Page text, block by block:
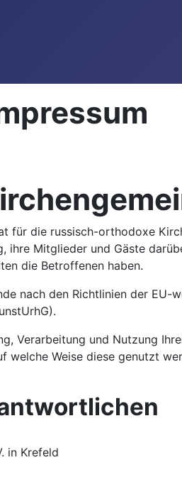
für die russisch-orthodoxe
ihre Mitglieder und Gäste
die Betroffenen haben.
nach den Richtlinien der
Verarbeitung und Nutzung
welche Weise diese genutzt
in Krefeld